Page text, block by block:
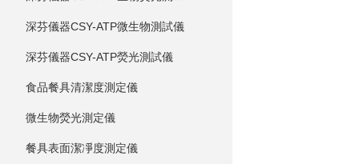
深芬儀器CSY-ATP微生物測試儀
深芬儀器CSY-ATP熒光測試儀
食品餐具清潔度測定儀
微生物熒光測定儀
餐具表面潔凈度測定儀